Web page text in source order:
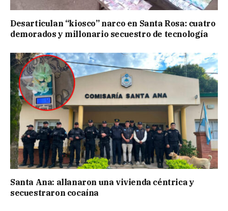
Desarticulan “kiosco” narco en Santa Rosa: cuatro
demorados y millonario secuestro de tecnología
Santa Ana: allanaron una vivienda céntrica y
secuestraron cocaína